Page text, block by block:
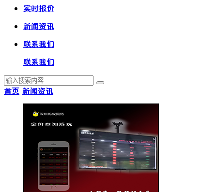
实时报价
新闻资讯
联系我们
联系我们
首页 新闻资讯